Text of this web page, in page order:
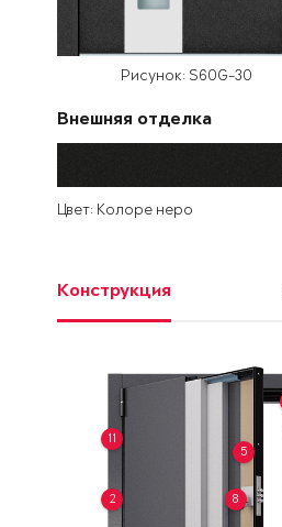
Рисунок: S60G-30
Внешняя отделка
Цвет: Колоре неро
Конструкция
2
5
8
11